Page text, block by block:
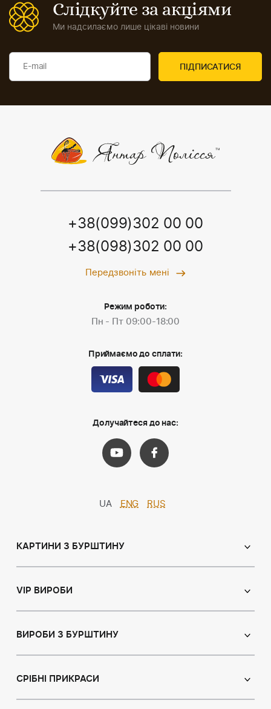
Слідкуйте за акціями
Ми надсилаємо лише цікаві новини
+38(099)302 00 00
+38(098)302 00 00
Передзвоніть мені
Режим роботи:
Пн - Пт 09:00-18:00
Приймаємо до сплати:
Долучайтеся до нас:
UA ENG RUS
КАРТИНИ З БУРШТИНУ
Іменні ікони
Натюрморт
Мисливська тема
VIP ВИРОБИ
Ікони з пластин
ВИРОБИ З БУРШТИНУ
Браслети
СРІБНІ ПРИКРАСИ